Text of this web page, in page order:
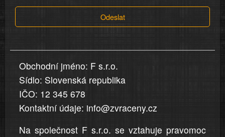
v
uvedena,
jsou
přesná
a
úplná
Odeslat
Obchodní jméno: F s.r.o.
Sídlo: Slovenská republika
IČO: 12 345 678
Kontaktní údaje: info@zvraceny.cz
Na společnost F s.r.o. se vztahuje pravomoc